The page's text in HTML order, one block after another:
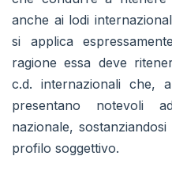
anche ai lodi
si applica
ragione essa deve
c.d. internazionali che,
presentano notevoli
nazionale,
profilo soggettivo.